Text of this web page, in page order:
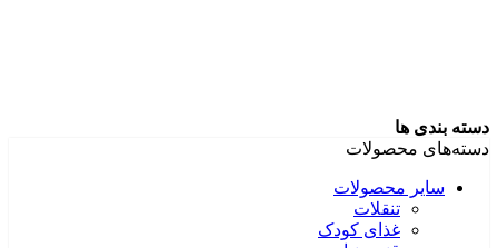
دسته بندی ها
دسته‌های محصولات
سایر محصولات
تنقلات
غذای کودک